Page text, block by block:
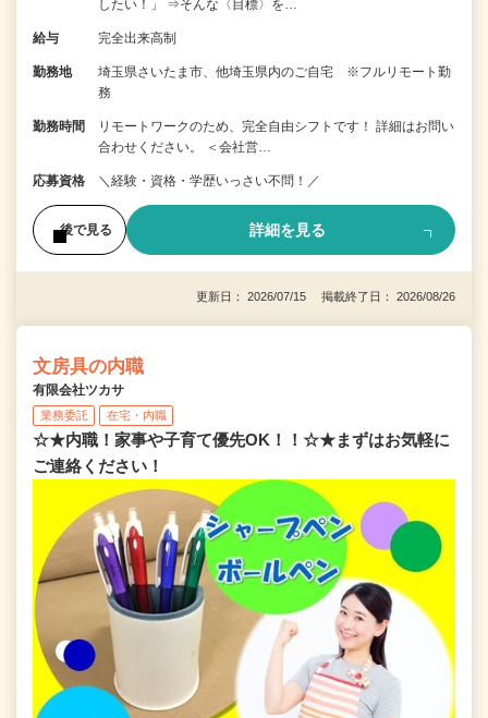
したい！」 ⇒そんな〈目標〉を…
給与 完全出来高制
勤務地
埼玉県さいたま市、他埼玉県内のご自宅 ※フルリモート勤
務
勤務時間
リモートワークのため、完全自由シフトです！ 詳細はお問い
合わせください。 ＜会社営…
応募資格 ＼経験・資格・学歴いっさい不問！／
後で見る 詳細を見る
更新日： 2026/07/15 掲載終了日： 2026/08/26
文房具の内職
有限会社ツカサ
業務委託 在宅・内職
☆★内職！家事や子育て優先OK！！☆★まずはお気軽に
ご連絡ください！